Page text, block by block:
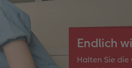
Endlich
Halten Sie